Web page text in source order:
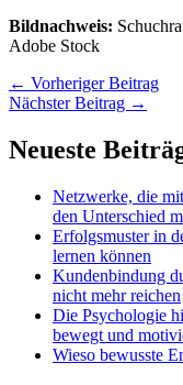
Bildnachweis:
Adobe Stock
← Vorheriger Beitrag
Nächster Beitrag →
Neueste
Netzwerke, die
den Unterschied
Erfolgsmuster in
lernen können
Kundenbindung
nicht mehr reichen
Die Psychologie
bewegt und
Wieso bewusste